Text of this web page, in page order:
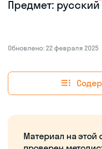
Предмет:
Обновлено: 22 февраля 2025
Материал на этой